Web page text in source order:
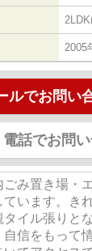
2005
ルでお問い
電話でお問
み置き場・
ています。き
タイル張りと
信をもって